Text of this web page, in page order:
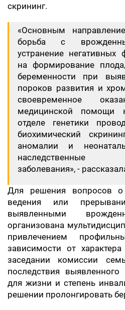
скрининг.
«Основным
борьба с
устранение негативных
на формирование
беременности при
пороков развития и
своевременное
медицинской помощи
отделе генетики
биохимический
аномалии и
наследственные
заболевания», -
Для решения вопросов о
ведения или
выявленными
организована
привлечением
зависимости от
заседании комиссии
последствия выявленного
для жизни и степень
решении пролонгировать